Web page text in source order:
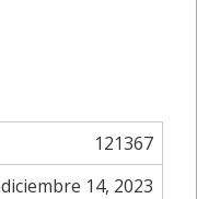
121367
diciembre 14, 2023